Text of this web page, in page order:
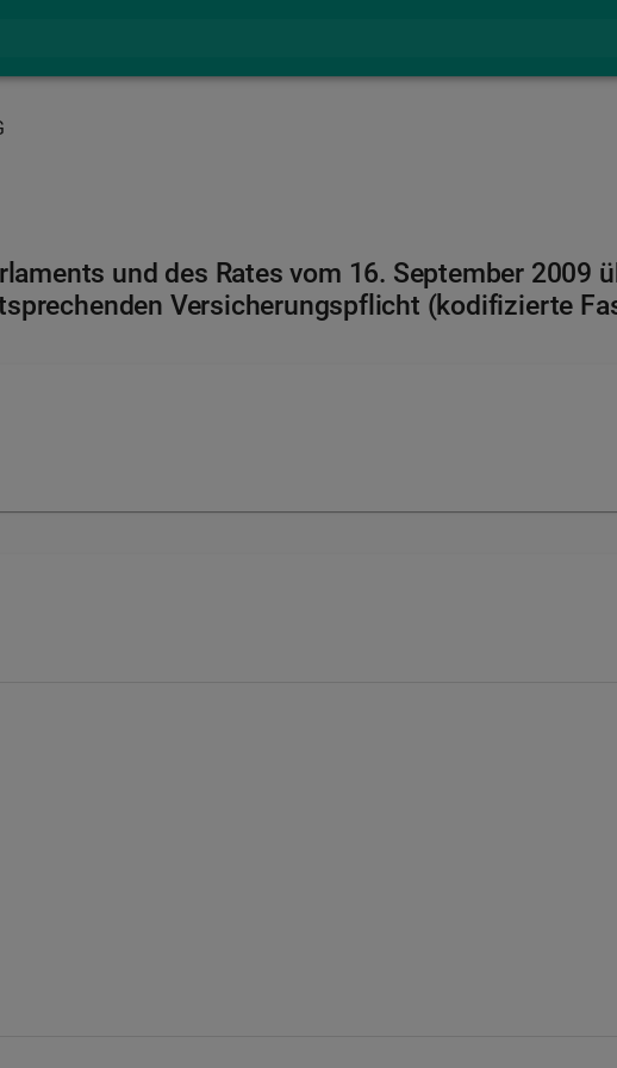
und des Rates vom 16. September 2009
Versicherungspflicht (kodifizierte